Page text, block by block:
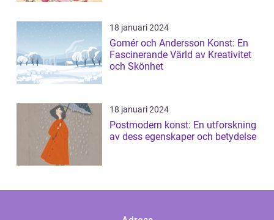
18 januari 2024
Gomér och Andersson Konst: En
Fascinerande Värld av Kreativitet
och Skönhet
18 januari 2024
Postmodern konst: En utforskning
av dess egenskaper och betydelse